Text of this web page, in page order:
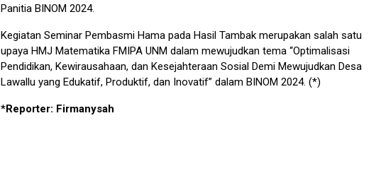
Panitia BINOM 2024.
Kegiatan Seminar Pembasmi Hama pada Hasil Tambak merupakan salah satu
upaya HMJ Matematika FMIPA UNM dalam mewujudkan tema “Optimalisasi
Pendidikan, Kewirausahaan, dan Kesejahteraan Sosial Demi Mewujudkan Desa
Lawallu yang Edukatif, Produktif, dan Inovatif” dalam BINOM 2024. (*)
*Reporter: Firmanysah